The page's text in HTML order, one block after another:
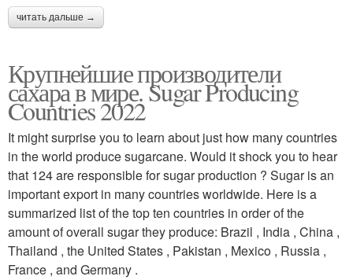
читать дальше →
Крупнейшие производители
сахара в мире. Sugar Producing
Countries 2022
It might surprise you to learn about just how many countries
in the world produce sugarcane. Would it shock you to hear
that 124 are responsible for sugar production ? Sugar is an
important export in many countries worldwide. Here is a
summarized list of the top ten countries in order of the
amount of overall sugar they produce: Brazil , India , China ,
Thailand , the United States , Pakistan , Mexico , Russia ,
France , and Germany .